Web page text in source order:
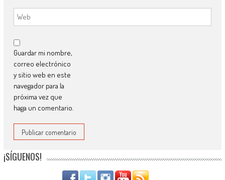
Guardar mi nombre,
correo electrónico
y sitio web en este
navegador para la
próxima vez que
haga un comentario.
¡SÍGUENOS!